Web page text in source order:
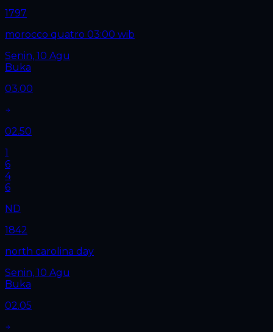
1797
morocco quatro 03:00 wib
Senin, 10 Agu
Buka
03.00
02.50
1
6
4
6
ND
1842
north carolina day
Senin, 10 Agu
Buka
02.05